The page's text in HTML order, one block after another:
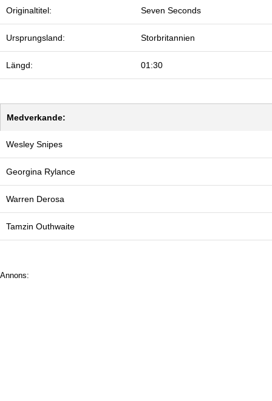
Originaltitel: Seven Seconds
Ursprungsland: Storbritannien
Längd: 01:30
Medverkande:
Wesley Snipes
Georgina Rylance
Warren Derosa
Tamzin Outhwaite
Annons: